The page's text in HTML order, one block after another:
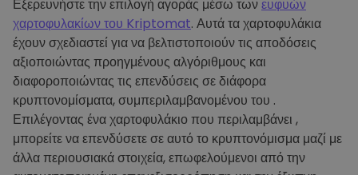
Εξερευνήστε την επιλογή αγοράς μέσω τωνευφυών
χαρτοφυλακίων του Kriptomat. Αυτά τα χαρτοφυλάκια
έχουν σχεδιαστεί για να βελτιστοποιούν τις αποδόσεις
αξιοποιώντας προηγμένους αλγόριθμους και
διαφοροποιώντας τις επενδύσεις σε διάφορα
κρυπτονομίσματα, συμπεριλαμβανομένου του .
Επιλέγοντας ένα χαρτοφυλάκιο που περιλαμβάνει ,
μπορείτε να επενδύσετε σε αυτό το κρυπτονόμισμα μαζί με
άλλα περιουσιακά στοιχεία, επωφελούμενοι από την